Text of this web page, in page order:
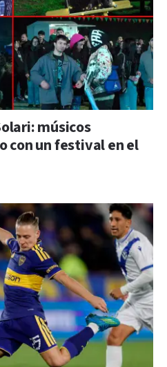
músicos
con un festival en el